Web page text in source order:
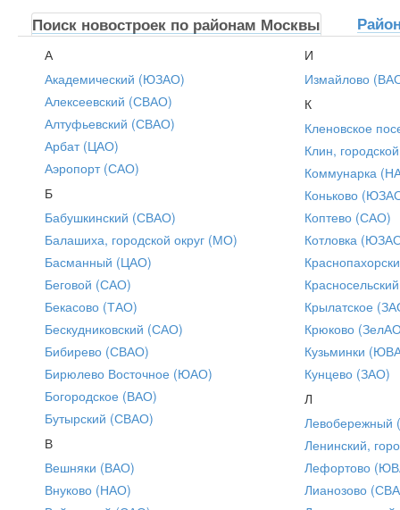
Поиск новостроек по районам Москвы
А
Академический (ЮЗАО)
Алексеевский (СВАО)
Алтуфьевский (СВАО)
Арбат (ЦАО)
Аэропорт (САО)
Б
Бабушкинский (СВАО)
Балашиха, городской округ (МО)
Басманный (ЦАО)
Беговой (САО)
Бекасово (ТАО)
Бескудниковский (САО)
Бибирево (СВАО)
Бирюлево Восточное (ЮАО)
Богородское (ВАО)
Бутырский (СВАО)
В
Вешняки (ВАО)
Внуково (НАО)
И
Измайлово
К
Кленовское
Клин,
Коммунарка
Коньково
Коптево (САО)
Котловка
Крылатское
Крюково
Кузьминки
Кунцево (ЗАО)
Л
Ленинский,
Лефортово
Лианозово